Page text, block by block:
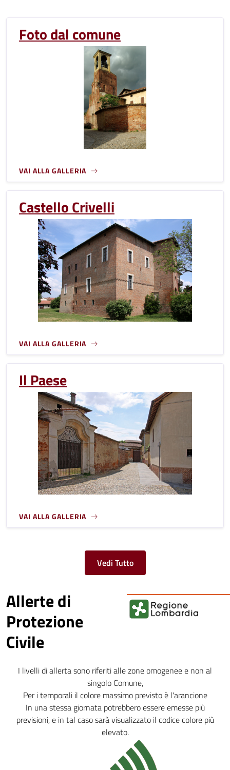
Foto dal comune
VAI ALLA GALLERIA
Castello Crivelli
VAI ALLA GALLERIA
Il Paese
VAI ALLA GALLERIA
Vedi Tutto
Allerte di
Protezione
Civile
I livelli di allerta sono riferiti alle zone omogenee e non al
singolo Comune,
Per i temporali il colore massimo previsto è l'arancione
In una stessa giornata potrebbero essere emesse più
previsioni, e in tal caso sarà visualizzato il codice colore più
elevato.